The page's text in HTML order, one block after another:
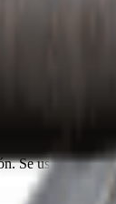
Se usan para